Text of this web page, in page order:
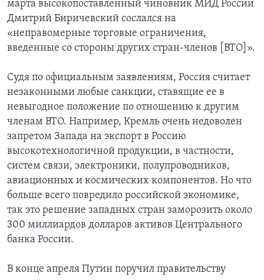
марта высокопоставленный чиновник МИД России
Дмитрий Биричевский сослался на
«неправомерные торговые ограничения,
введенные со стороны других стран-членов [ВТО]».
Судя по официальным заявлениям, Россия считает
незаконными любые санкции, ставящие ее в
невыгодное положение по отношению к другим
членам ВТО. Например, Кремль очень недоволен
запретом Запада на экспорт в Россию
высокотехнологичной продукции, в частности,
систем связи, электроники, полупроводников,
авиационных и космических компонентов. Но что
больше всего повредило российской экономике,
так это решение западных стран заморозить около
300 миллиардов долларов активов Центрального
банка России.
В конце апреля Путин поручил правительству